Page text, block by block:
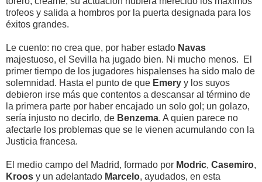
trofeos y salida a hombros por la puerta designada para los
éxitos grandes.
Le cuento: no crea que, por haber estado Navas
majestuoso, el Sevilla ha jugado bien. Ni mucho menos. El
primer tiempo de los jugadores hispalenses ha sido malo de
solemnidad. Hasta el punto de que Emery y los suyos
debieron irse más que contentos a descansar al término de
la primera parte por haber encajado un solo gol; un golazo,
sería injusto no decirlo, de Benzema. A quien parece no
afectarle los problemas que se le vienen acumulando con la
Justicia francesa.
El medio campo del Madrid, formado por Modric, Casemiro,
Kroos y un adelantado Marcelo, ayudados, en esta